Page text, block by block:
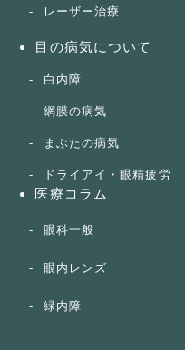
レーザー治療
目の病気について
白内障
網膜の病気
まぶたの病気
ドライアイ・眼精疲労
医療コラム
眼科一般
眼内レンズ
緑内障